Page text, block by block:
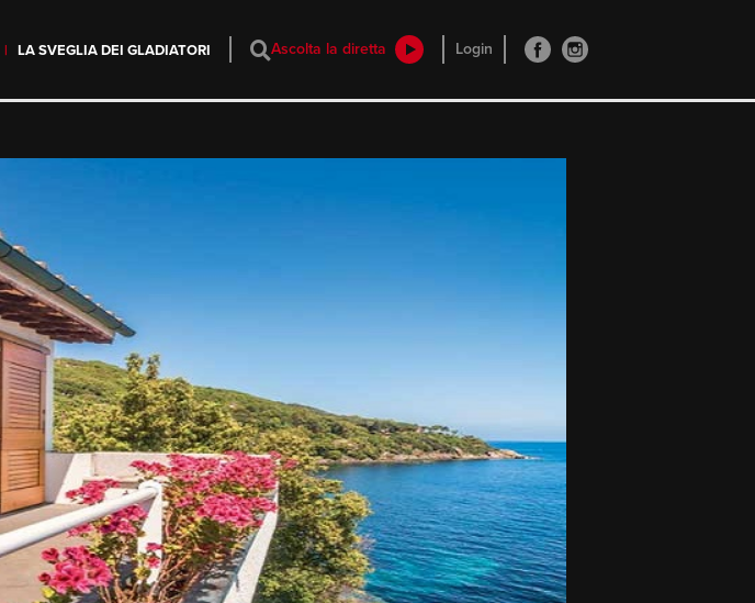
LA SVEGLIA DEI GLADIATORI Ascolta la diretta Login